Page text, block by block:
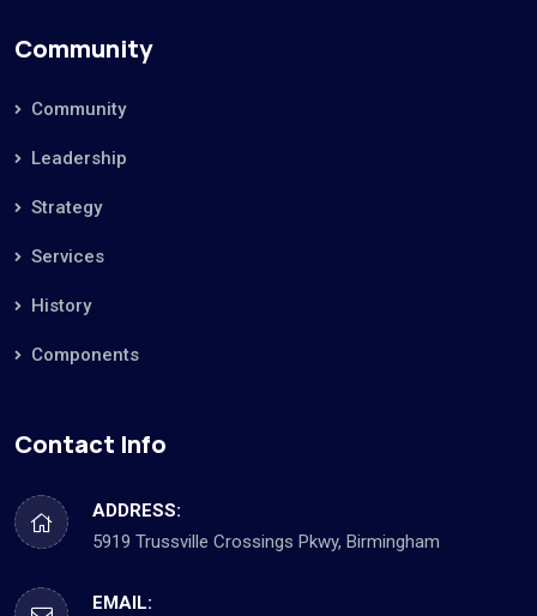
Community
Community
Leadership
Strategy
Services
History
Components
Contact Info
ADDRESS:
5919 Trussville Crossings Pkwy, Birmingham
EMAIL: